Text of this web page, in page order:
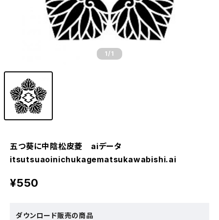
1 /1
五つ葵に中陰松皮菱 aiデータ
itsutsuaoinichukagematsukawabishi.ai
¥550
ダウンロード販売の商品